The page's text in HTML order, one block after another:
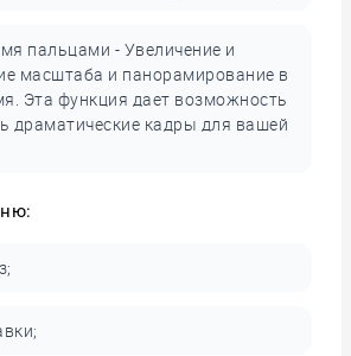
пальцами - Увеличение и
масштаба и панорамирование в
Эта функция дает возможность
драматические кадры для вашей